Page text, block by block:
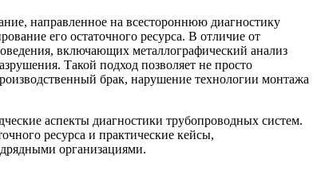
направленное на всестороннюю диагностику
его остаточного ресурса. В отличие от
включающих металлографический анализ
Такой подход позволяет не просто
брак, нарушение технологии монтажа
аспекты диагностики трубопроводных систем.
ресурса и практические кейсы,
организациями.